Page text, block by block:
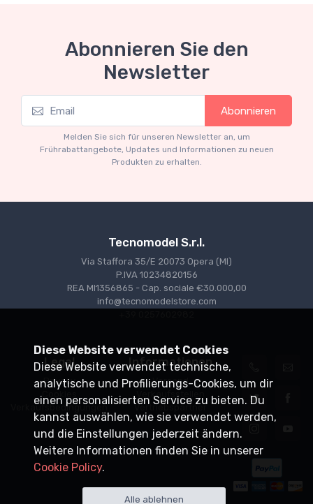
Mythos Collection 1-18
Ferrari 166 MM Abarth Metallic Silver Press
€227.05 €239.00
Abonnieren Sie den
Newsletter
Abonnieren
Melden Sie sich für unseren Newsletter an, um
Frührabattangebote, Updates und Informationen zu neuen
Produkten zu erhalten.
Tecnomodel S.r.l.
Via Staffora 35/E 20073 Opera (MI)
P.IVA 10234820156
REA MI1356865 - Cap. sociale €30.000,00
info@tecnomodelstore.com
Legal
Privacy
Cookies
Verkaufsbedingungen
Informationen
Versand
Verkaufsstellen
Vertriebspartner
Diese Website verwendet Cookies
Diese Website verwendet technische,
analytische und Profilierungs-Cookies, um dir
einen personalisierten Service zu bieten. Du
kannst auswählen, wie sie verwendet werden,
und die Einstellungen jederzeit ändern.
Weitere Informationen finden Sie in unserer
Cookie Policy.
Alle ablehnen